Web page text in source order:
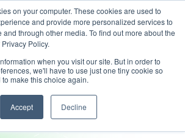
on your computer. These cookies are used to
and provide more personalized services to
through other media. To find out more about the
Policy.
when you visit our site. But in order to
we'll have to use just one tiny cookie so
make this choice again.
Accept Decline